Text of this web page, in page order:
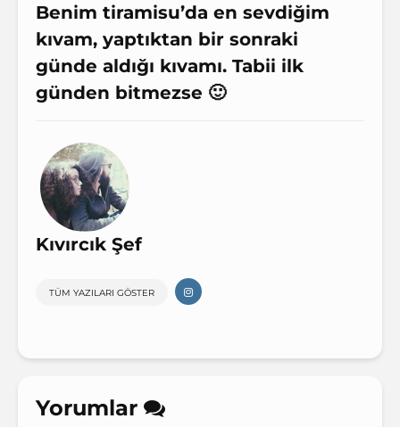
Benim tiramisu’da en sevdiğim
kıvam, yaptıktan bir sonraki
günde aldığı kıvamı. Tabii ilk
günden bitmezse 🙂
Kıvırcık Şef
TÜM YAZILARI GÖSTER
Yorumlar